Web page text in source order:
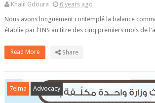
Khalil Gdoura
6 years ago
Nous avons longuement contemplé la balance
établie par l'INS au titre des cinq premiers mois de
Read More Share
7elma Advocacy